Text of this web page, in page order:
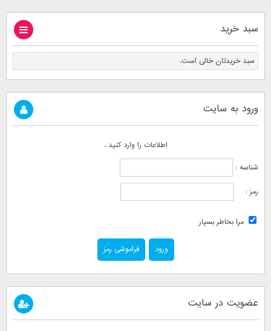
سبد خرید
سبد خریدتان خالی است.
ورود به سایت
اطلاعات را وارد کنید .
شناسه :
رمز :
مرا بخاطر بسپار
فراموشی رمز
عضویت در سایت